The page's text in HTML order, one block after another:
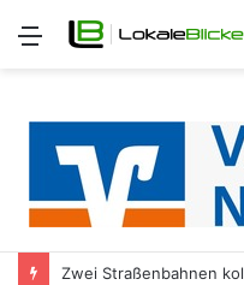
Menü